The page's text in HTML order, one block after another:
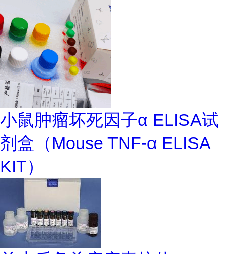
小鼠肿瘤坏死因子α ELISA试
剂盒（Mouse TNF-α ELISA
KIT）